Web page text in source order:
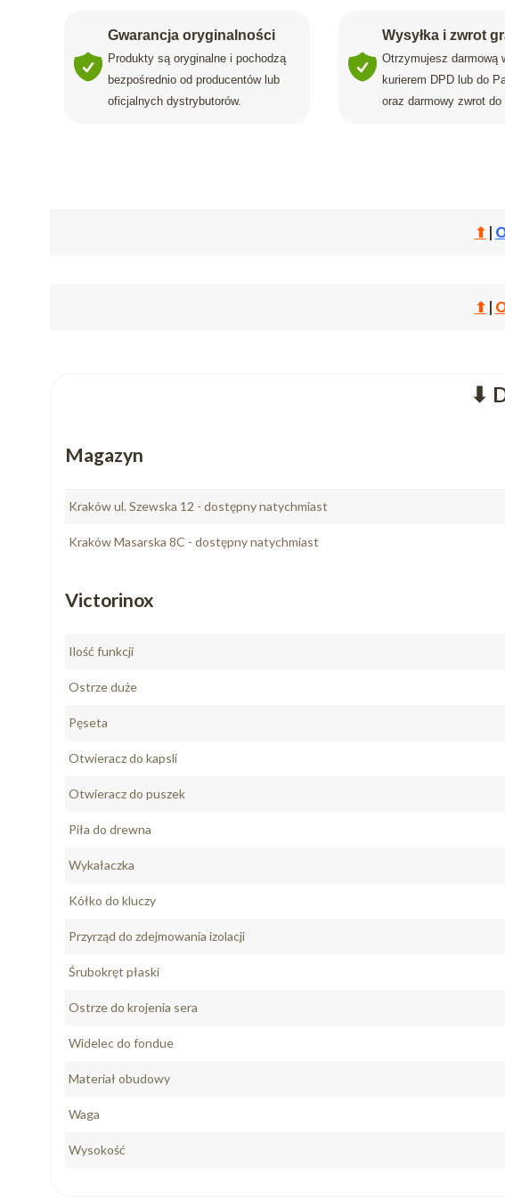
Gwarancja oryginalności
Produkty są oryginalne i pochodzą
bezpośrednio od producentów lub
oficjalnych dystrybutorów.
Wysyłka i zwrot
Otrzymujesz darmową
kurierem DPD lub do
oraz darmowy zwrot do
⬆ |
⬆ |
⬇
Magazyn
Kraków ul. Szewska 12 - dostępny natychmiast
Kraków Masarska 8C - dostępny natychmiast
Victorinox
Ilość funkcji
Ostrze duże
Pęseta
Otwieracz do kapsli
Otwieracz do puszek
Piła do drewna
Wykałaczka
Kółko do kluczy
Przyrząd do zdejmowania izolacji
Śrubokręt płaski
Ostrze do krojenia sera
Widelec do fondue
Materiał obudowy
Waga
Wysokość